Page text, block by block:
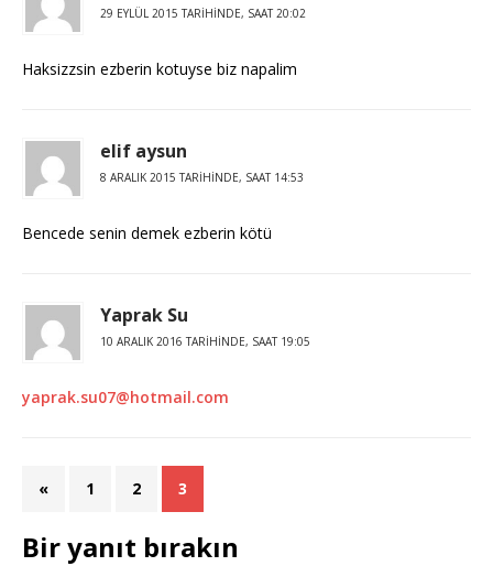
29 EYLÜL 2015 TARIHINDE, SAAT 20:02
Haksizzsin ezberin kotuyse biz napalim
elif aysun
8 ARALIK 2015 TARIHINDE, SAAT 14:53
Bencede senin demek ezberin kötü
Yaprak Su
10 ARALIK 2016 TARIHINDE, SAAT 19:05
yaprak.su07@hotmail.com
« 1 2 3
Bir yanıt bırakın